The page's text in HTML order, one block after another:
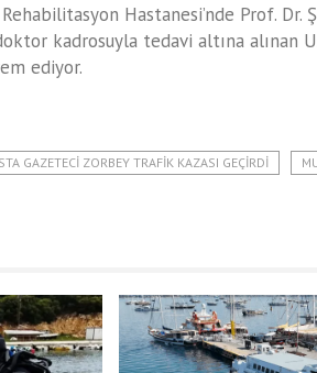
Hastanesi’nde Prof. Dr.
kadrosuyla tedavi altına alınan
ediyor.
GAZETECI ZORBEY TRAFIK KAZASI GEÇIRDI